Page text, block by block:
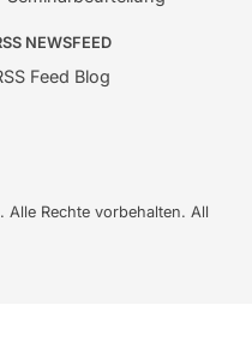
NEWSFEED
Feed Blog
Rechte vorbehalten. All